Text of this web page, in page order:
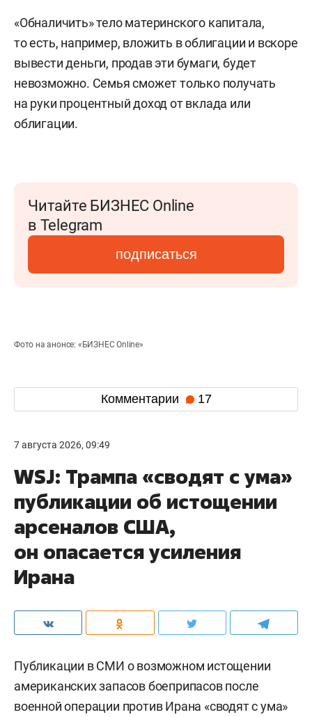
«Обналичить» тело материнского капитала,
то есть, например, вложить в облигации и вскоре
вывести деньги, продав эти бумаги, будет
невозможно. Семья сможет только получать
на руки процентный доход от вклада или
облигации.
Читайте БИЗНЕС Online
в Telegram
подписаться
Фото на анонсе: «БИЗНЕС Online»
Комментарии 17
7 августа 2026, 09:49
WSJ: Трампа «сводят с ума»
публикации об истощении
арсеналов США,
он опасается усиления
Ирана
Публикации в СМИ о возможном истощении
американских запасов боеприпасов после
военной операции против Ирана «сводят с ума»